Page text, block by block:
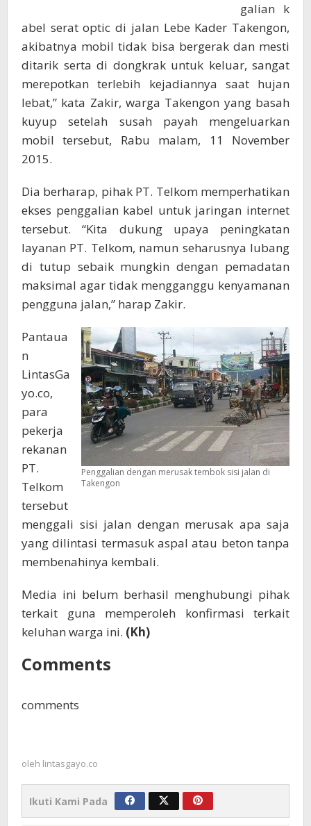
galian k
abel serat optic di jalan Lebe Kader Takengon,
akibatnya mobil tidak bisa bergerak dan mesti
ditarik serta di dongkrak untuk keluar, sangat
merepotkan terlebih kejadiannya saat hujan
lebat,” kata Zakir, warga Takengon yang basah
kuyup setelah susah payah mengeluarkan
mobil tersebut, Rabu malam, 11 November
2015.
Dia berharap, pihak PT. Telkom memperhatikan
ekses penggalian kabel untuk jaringan internet
tersebut. “Kita dukung upaya peningkatan
layanan PT. Telkom, namun seharusnya lubang
di tutup sebaik mungkin dengan pemadatan
maksimal agar tidak mengganggu kenyamanan
pengguna jalan,” harap Zakir.
Penggalian dengan merusak tembok sisi jalan di
Takengon
Pantaua
n
LintasGa
yo.co,
para
pekerja
rekanan
PT.
Telkom
tersebut
menggali sisi jalan dengan merusak apa saja
yang dilintasi termasuk aspal atau beton tanpa
membenahinya kembali.
Media ini belum berhasil menghubungi pihak
terkait guna memperoleh konfirmasi terkait
keluhan warga ini. (Kh)
Comments
comments
oleh lintasgayo.co
Ikuti Kami Pada